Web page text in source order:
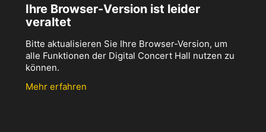
Ihre Browser-Version ist leider
veraltet
Bitte aktualisieren Sie Ihre Browser-Version, um
alle Funktionen der Digital Concert Hall nutzen zu
können.
Mehr erfahren